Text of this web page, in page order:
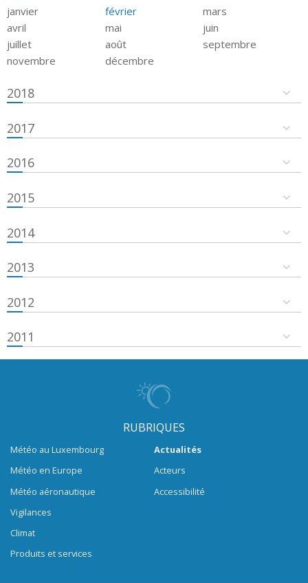
janvier février
mars
avril
mai
juin
juillet
août
septembre
novembre
décembre
2018
2017
2016
2015
2014
2013
2012
2011
RUBRIQUES
Météo au Luxembourg
Météo en Europe
Météo aéronautique
Vigilances
Climat
Produits et services
Actualités
Acteurs
Accessibilité